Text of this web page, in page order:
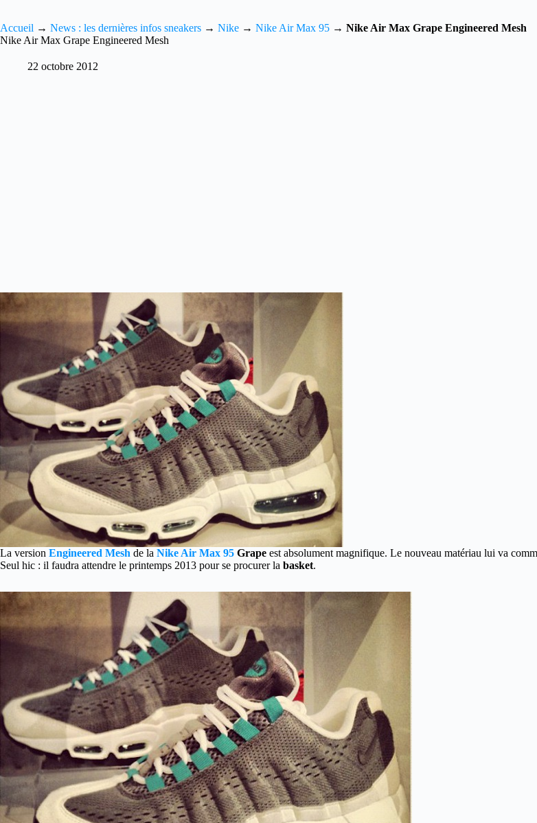
Accueil → News : les dernières infos sneakers → Nike → Nike Air Max 95 → Nike Air Max Grape Engineered Mesh
Nike Air Max Grape Engineered Mesh
22 octobre 2012
La version Engineered Mesh de la Nike Air Max 95 Grape est absolument magnifique. Le nouveau matériau lui va
Seul hic : il faudra attendre le printemps 2013 pour se procurer la basket.